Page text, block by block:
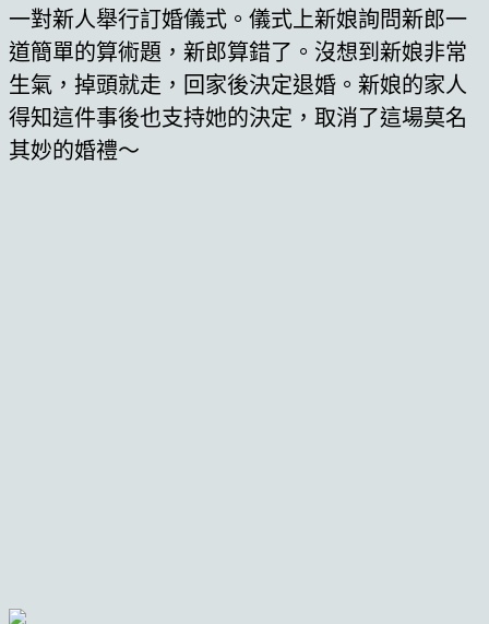
一對新人舉行訂婚儀式。儀式上新娘詢問新郎一
道簡單的算術題，新郎算錯了。沒想到新娘非常
生氣，掉頭就走，回家後決定退婚。新娘的家人
得知這件事後也支持她的決定，取消了這場莫名
其妙的婚禮～